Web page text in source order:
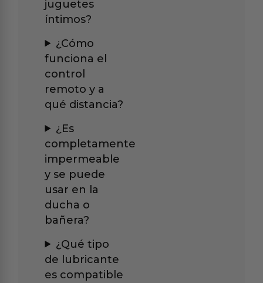
juguetes
íntimos?
¿Cómo
funciona el
control
remoto y a
qué distancia?
¿Es
completamente
impermeable
y se puede
usar en la
ducha o
bañera?
¿Qué tipo
de lubricante
es compatible